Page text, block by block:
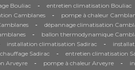
Bouliac
- entretien climatisation Bouliac
Camblanes - pompe à chaleur
- dépannage climatisation
- ballon thermodynamique
installation climatisation Sadirac -
Sadirac - entretien climatisation
Arveyre - pompe à chaleur Arveyre -